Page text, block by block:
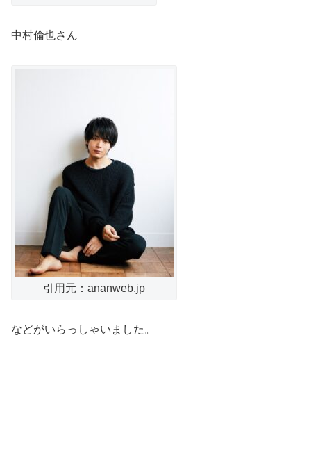
中村倫也さん
引用元：ananweb.jp
などがいらっしゃいました。